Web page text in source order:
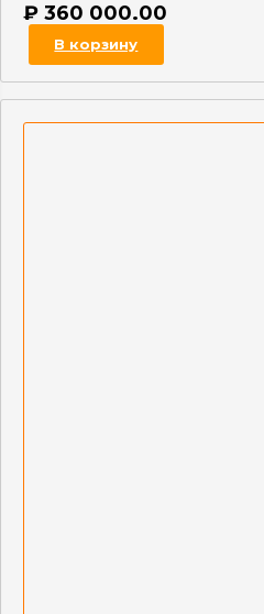
₽ 360 000.00
В корзину